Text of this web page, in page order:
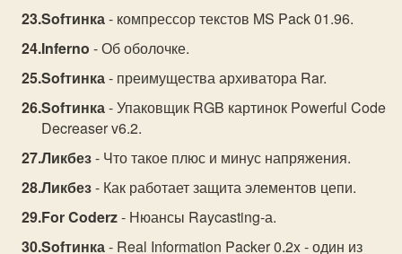
Sofтинка- компрессор текстов MS Pack 01.96.
Inferno - Об оболочке.
Sofтинка- преимущества архиватора Rar.
Sofтинка- Упаковщик RGB картинок Powerful Code
Decreaser v6.2.
Ликбез- Что такое плюс и минус напряжения.
Ликбез- Как работает защита элементов цепи.
For Coderz- Нюансы Raycasting-а.
Sofтинка- Real Information Packer 0.2x - один из